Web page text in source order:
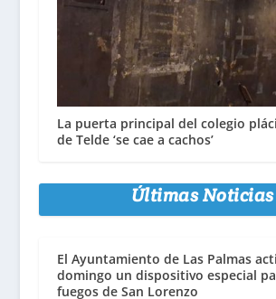
La puerta principal del colegio
de Telde ‘se cae a cachos’
Últimas Noticias
El Ayuntamiento de Las Palmas
domingo un dispositivo especial
fuegos de San Lorenzo